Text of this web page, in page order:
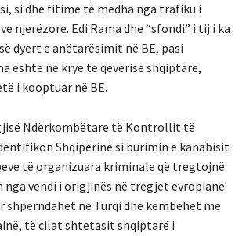
si dhe fitime të mëdha nga trafiku i
njerëzore. Edi Rama dhe “sfondi” i tij i ka
dyert e anëtarësimit në BE, pasi
është në krye të qeverisë shqiptare,
i kooptuar në BE.
Ndërkombëtare të Kontrollit të
Shqipërinë si burimin e kanabisit
të organizuara kriminale që tregtojnë
vendi i origjinës në tregjet evropiane.
shpërndahet në Turqi dhe këmbehet me
të cilat shtetasit shqiptarë i